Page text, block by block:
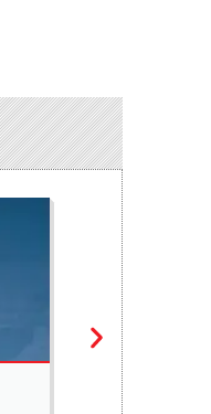
POINT DE VUE
Après sa